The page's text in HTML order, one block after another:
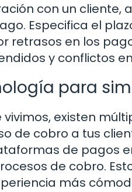
con un
Especifica el
retrasos en los
y conflictos
para
vivimos, existen
de cobro a tus
de pagos
de cobro.
más